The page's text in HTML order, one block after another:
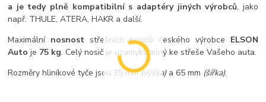
a je tedy plně kompatibilní s adaptéry jiných výrobců, jako
např. THULE, ATERA, HAKR a další.
Maximální nosnost střešních nosičů českého výrobce ELSON
Autoje 75 kg. Celý nosič je uzamykatelný ke střeše Vašeho auta.
Rozměry hliníkové tyče jsou 25 mm(výška)a 65 mm (šířka).